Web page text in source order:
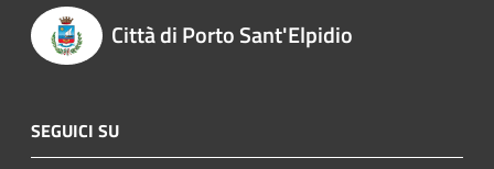
Città di Porto Sant'Elpidio
SEGUICI SU